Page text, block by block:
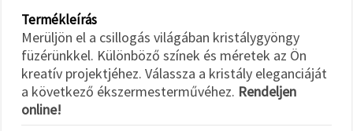
Termékleírás
Merüljön el a csillogás világában kristálygyöngy
füzérünkkel. Különböző színek és méretek az Ön
kreatív projektjéhez. Válassza a kristály eleganciáját
a következő ékszermesterművéhez. Rendeljen
online!